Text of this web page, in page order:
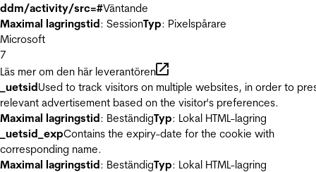
ddm/activity/src=#Väntande
Maximal lagringstid: SessionTyp: Pixelspårare
Microsoft
7
Läs mer om den här leverantören
_uetsidUsed to track visitors on multiple websites, in order to
relevant advertisement based on the visitor's preferences.
Maximal lagringstid: BeständigTyp: Lokal HTML-lagring
_uetsid_expContains the expiry-date for the cookie with
corresponding name.
Maximal lagringstid: BeständigTyp: Lokal HTML-lagring